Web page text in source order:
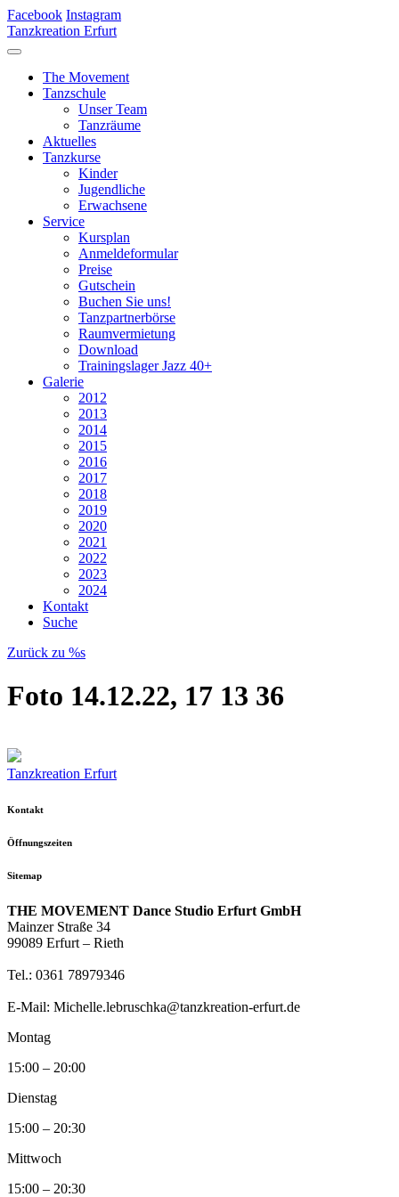
Facebook Instagram
Tanzkreation Erfurt
The Movement
Tanzschule
Unser Team
Tanzräume
Aktuelles
Tanzkurse
Kinder
Jugendliche
Erwachsene
Service
Kursplan
Anmeldeformular
Preise
Gutschein
Buchen Sie uns!
Tanzpartnerbörse
Raumvermietung
Download
Trainingslager Jazz 40+
Galerie
2012
2013
2014
2015
2016
2017
2018
2019
2020
2021
2022
2023
2024
Kontakt
Suche
Zurück zu %s
Foto 14.12.22, 17 13 36
Tanzkreation Erfurt
Kontakt
Öffnungszeiten
Sitemap
THE MOVEMENT Dance Studio Erfurt GmbH
Mainzer Straße 34
99089 Erfurt – Rieth
Tel.: 0361 78979346
E-Mail: Michelle.lebruschka@tanzkreation-erfurt.de
Montag
15:00 – 20:00
Dienstag
15:00 – 20:30
Mittwoch
15:00 – 20:30